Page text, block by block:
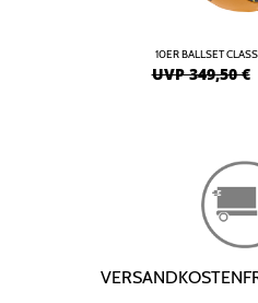
10ER BALLSET
UVP 349,50 €